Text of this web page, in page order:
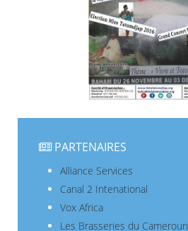
PARTENAIRES
Alliance Services
Canal 2 Intenational
Vox Africa
Les Brasseries du Cameroun